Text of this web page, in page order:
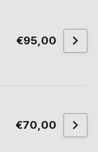
€95,00
€70,00